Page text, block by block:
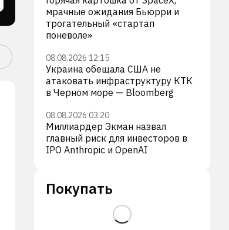
мрачные ожидания Бьюрри и
трогательный «стартап
поневоле»
08.08.2026 12:15
Украина обещала США не
атаковать инфраструктуру КТК
в Черном море — Bloomberg
08.08.2026 03:20
Миллиардер Экман назвал
главный риск для инвесторов в
IPO Anthropic и OpenAI
Покупать